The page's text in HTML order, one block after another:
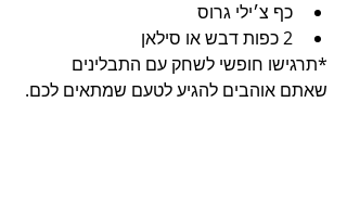
כף צ׳ילי גרוס
2 כפות דבש או סילאן
*תרגישו חופשי לשחק עם התבלינים
שאתם אוהבים להגיע לטעם שמתאים לכם.